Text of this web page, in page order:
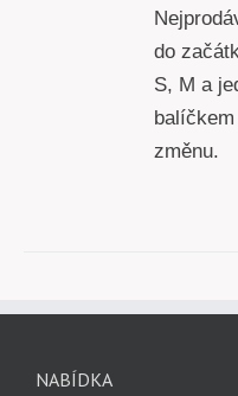
do
S, M a
změnu.
NABÍDKA